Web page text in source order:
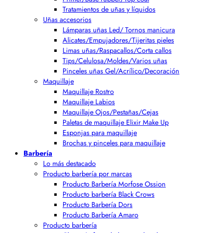
Tratamientos de uñas y líquidos
Uñas accesorios
Lámparas uñas Led/ Tornos manicura
Alicates/Empujadores/Tijeritas pieles
Limas uñas/Raspacallos/Corta callos
Tips/Celulosa/Moldes/Varios uñas
Pinceles uñas Gel/Acrílico/Decoración
Maquillaje
Maquillaje Rostro
Maquillaje Labios
Maquillaje Ojos/Pestañas/Cejas
Paletas de maquillaje Elixir Make Up
Esponjas para maquillaje
Brochas y pinceles para maquillaje
Barbería
Lo más destacado
Producto barbería por marcas
Producto Barbería Morfose Ossion
Producto barbería Black Crows
Producto Barbería Dors
Producto Barbería Amaro
Producto barbería